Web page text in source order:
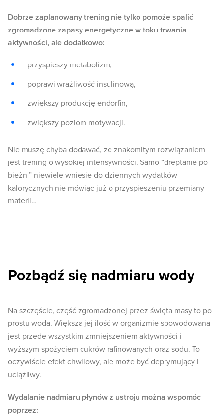
Dobrze zaplanowany trening nie tylko pomoże spalić
zgromadzone zapasy energetyczne w toku trwania
aktywności, ale dodatkowo:
przyspieszy metabolizm,
poprawi wrażliwość insulinową,
zwiększy produkcję endorfin,
zwiększy poziom motywacji.
Nie muszę chyba dodawać, ze znakomitym rozwiązaniem
jest trening o wysokiej intensywności. Samo “dreptanie po
bieżni” niewiele wniesie do dziennych wydatków
kalorycznych nie mówiąc już o przyspieszeniu przemiany
materii…
Pozbądź się nadmiaru wody
Na szczęście, część zgromadzonej przez święta masy to po
prostu woda. Większa jej ilość w organizmie spowodowana
jest przede wszystkim zmniejszeniem aktywności i
wyższym spożyciem cukrów rafinowanych oraz sodu. To
oczywiście efekt chwilowy, ale może być deprymujący i
uciążliwy.
Wydalanie nadmiaru płynów z ustroju można wspomóc
poprzez: